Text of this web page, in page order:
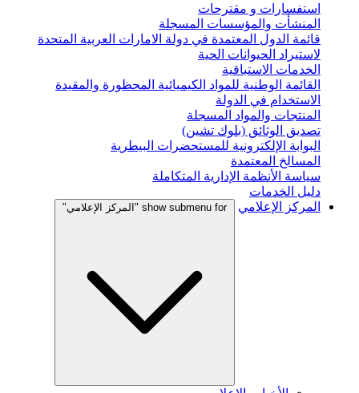
استفسارات و مقترحات
المنشأت والمؤسسات المسجلة
قائمة الدول المعتمدة في دولة الامارات العربية المتحدة
لاستيراد الحيوانات الحية
الخدمات الاستباقية
القائمة الوطنية للمواد الكيميائية المحظورة والمقيدة
الاستخدام في الدولة
المنتجات والمواد المسجلة
تصديق الوثائق (بلوك تشين)
البوابة الإلكترونية للمستحضرات البيطرية
المسالخ المعتمدة
سياسة الأنظمة الإدارية المتكاملة
دليل الخدمات
المركز الإعلامي
show submenu for "المركز الإعلامي"